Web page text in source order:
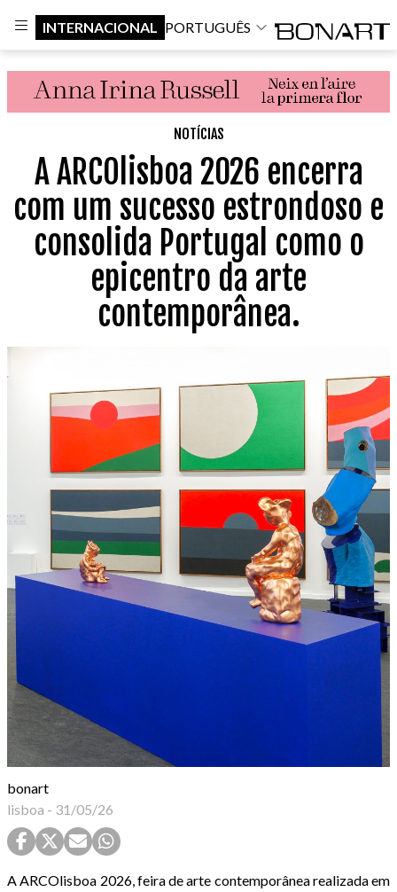
INTERNACIONAL PORTUGUÊS
NOTÍCIAS
A ARCOlisboa 2026 encerra
com um sucesso estrondoso e
consolida Portugal como o
epicentro da arte
contemporânea.
bonart
lisboa - 31/05/26
A ARCOlisboa 2026, feira de arte contemporânea realizada em